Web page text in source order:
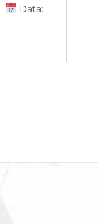
Data: